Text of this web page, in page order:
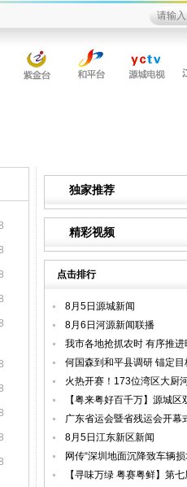
独家推荐
精彩视频
点击排行
8月5日源城新闻
8月6日河源新闻联播
我市各地抢抓农时 有序推
何国森到和平县调研 锚定
火热开赛！173位湾区大厨
【粤来粤好百千万】源城
广东省运会暨省残运会开幕
8月5日江东新区新闻
网传“深圳地面沉降致车辆
【寻味万绿 粤赛粤鲜】第